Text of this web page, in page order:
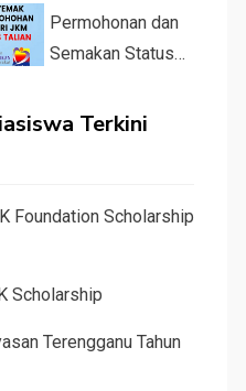
dan Dunia Tahun
2026 &#82...
Permohonan dan
Semakan Status
Bantuan JKM
Terkini
Foundation Scholarship
Scholarship
Terengganu Tahun